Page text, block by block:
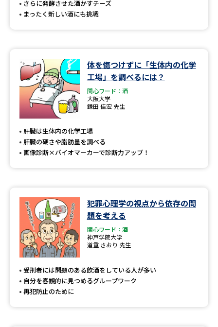
さらに発酵させた酒かすチーズ
まったく新しい酒にも挑戦
体を傷つけずに「生体内の化学
工場」を調べるには？
関心ワード：酒
大阪大学
鎌田 佳宏 先生
肝臓は生体内の化学工場
肝臓の硬さや脂肪量を調べる
画像診断×バイオマーカーで診断力アップ！
犯罪心理学の視点から依存の問
題を考える
関心ワード：酒
神戸学院大学
道重 さおり 先生
受刑者には問題のある飲酒をしている人が多い
自分を客観的に見つめるグループワーク
再犯防止のために